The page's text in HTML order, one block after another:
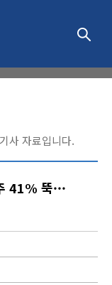
사 자료입니다.
41% 뚝···